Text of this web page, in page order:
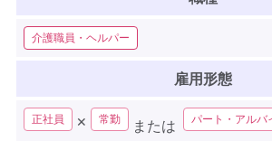
介護職員・ヘルパー
雇用形態
正社員 ✕ 常勤 または パート・アルバ